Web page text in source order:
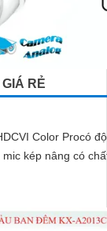
RẺ
kép nâng có